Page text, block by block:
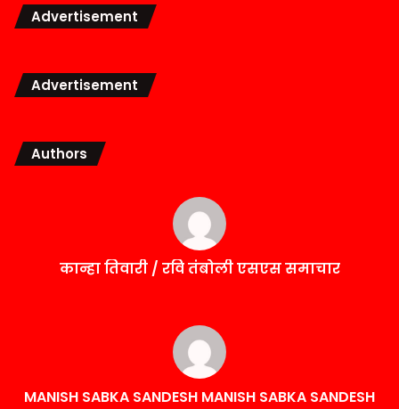
Advertisement
Advertisement
Authors
कान्हा तिवारी / रवि तंबोली एसएस समाचार
MANISH SABKA SANDESH MANISH SABKA SANDESH